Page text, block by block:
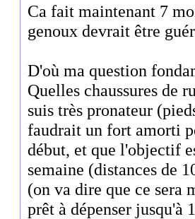
Ca fait maintenant 7
genoux devrait être
D'où ma question
Quelles chaussures de
suis très pronateur
faudrait un fort amorti
début, et que l'objectif
semaine (distances de
(on va dire que ce sera
prêt à dépenser jusqu'à